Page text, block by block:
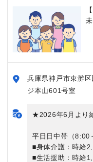
兵庫県神戸市東灘
ジ本山601号室
★2026年6月より
平日日中帯（8:00
■身体介護：時給
■生活援助：時給